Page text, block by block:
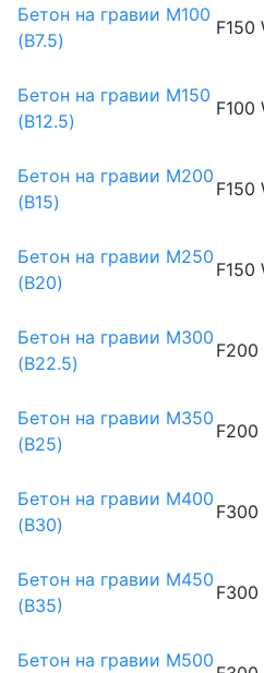
Бетон на гравии М100
(B7.5)
F150
Бетон на гравии М150
(B12.5)
F100
Бетон на гравии М200
(B15)
F150
Бетон на гравии М250
(B20)
F150
Бетон на гравии М300
(B22.5)
F200
Бетон на гравии М350
(B25)
F200
Бетон на гравии М400
(B30)
F300
Бетон на гравии М450
(В35)
F300
Бетон на гравии М500